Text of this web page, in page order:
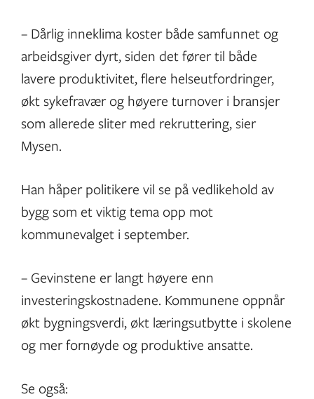
– Dårlig inneklima koster både samfunnet og
arbeidsgiver dyrt, siden det fører til både
lavere produktivitet, flere helseutfordringer,
økt sykefravær og høyere turnover i bransjer
som allerede sliter med rekruttering, sier
Mysen.
Han håper politikere vil se på vedlikehold av
bygg som et viktig tema opp mot
kommunevalget i september.
– Gevinstene er langt høyere enn
investeringskostnadene. Kommunene oppnår
økt bygningsverdi, økt læringsutbytte i skolene
og mer fornøyde og produktive ansatte.
Se også: